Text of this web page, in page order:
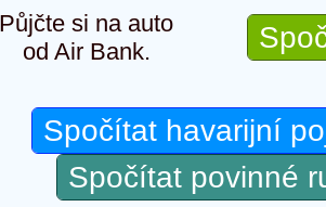
Půjčte si na auto
od Air Bank.
Spočítat havarijní
Spočítat povinné